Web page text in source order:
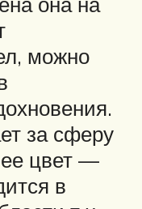
можно
за сферу
цвет —
в